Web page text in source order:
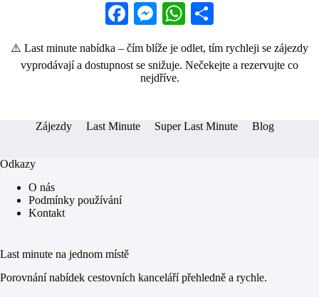
Fa
ce
bo
ok
M
es
se
ng
W
ts
ha
re
⚠️ Last minute nabídka – čím blíže je odlet, tím rychleji se zájezdy
vyprodávají a dostupnost se snižuje. Nečekejte a rezervujte co
nejdříve.
Zájezdy Last Minute Super Last Minute Blog
Odkazy
O nás
Podmínky používání
Kontakt
Last minute na jednom místě
Porovnání nabídek cestovních kanceláří přehledně a rychle.